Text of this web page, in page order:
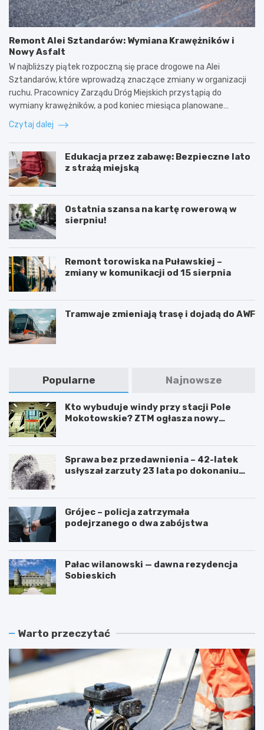
Remont Alei Sztandarów: Wymiana Krawężników i
Nowy Asfalt
W najbliższy piątek rozpoczną się prace drogowe na Alei
Sztandarów, które wprowadzą znaczące zmiany w organizacji
ruchu. Pracownicy Zarządu Dróg Miejskich przystąpią do
wymiany krawężników, a pod koniec miesiąca planowane…
Czytaj dalej
Edukacja przez zabawę: Bezpieczne lato
z strażą miejską
Ostatnia szansa na kartę rowerową w
sierpniu!
Remont torowiska na Puławskiej –
zmiany w komunikacji od 15 sierpnia
Tramwaje zmieniają trasę i dojadą do AWF
Popularne Najnowsze
Kto wybuduje windy przy stacji Pole
Mokotowskie? ZTM ogłasza nowy
Sprawa bez przedawnienia – 42-latek
usłyszał zarzuty 23 lata po dokonaniu
Grójec – policja zatrzymała
podejrzanego o dwa zabójstwa
Pałac wilanowski — dawna rezydencja
Sobieskich
Warto przeczytać